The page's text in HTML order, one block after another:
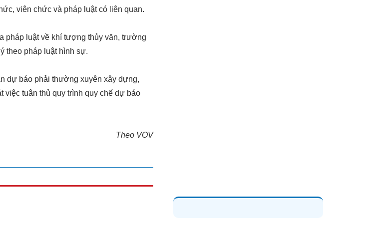
viên chức và pháp luật có liên quan.
pháp luật về khí tượng thủy văn, trường
theo pháp luật hình sự.
dự báo phải thường xuyên xây dựng,
việc tuân thủ quy trình quy chế dự báo
Theo VOV